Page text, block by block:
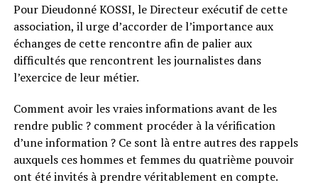
Pour Dieudonné KOSSI, le Directeur exécutif de cette
association, il urge d’accorder de l’importance aux
échanges de cette rencontre afin de palier aux
difficultés que rencontrent les journalistes dans
l’exercice de leur métier.
Comment avoir les vraies informations avant de les
rendre public ? comment procéder à la vérification
d’une information ? Ce sont là entre autres des rappels
auxquels ces hommes et femmes du quatrième pouvoir
ont été invités à prendre véritablement en compte.